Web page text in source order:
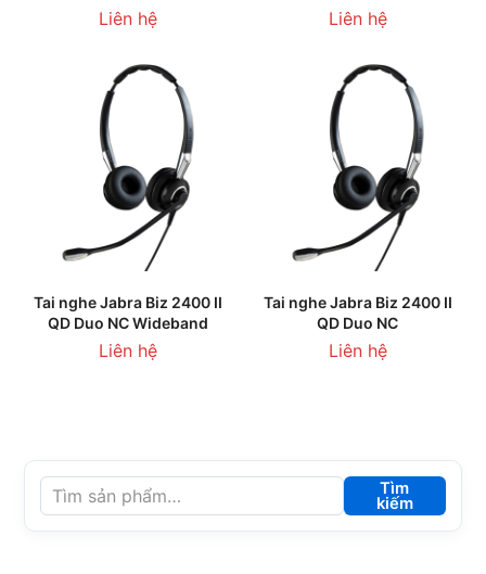
Liên hệ Liên hệ
Tai nghe Jabra Biz 2400 II
QD Duo NC Wideband
Liên hệ
Tai nghe Jabra Biz 2400 II
QD Duo NC
Liên hệ
Tìm
kiếm